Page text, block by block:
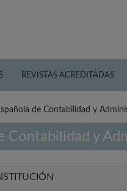
REVISTAS ACREDITADAS
de Contabilidad y
Contabilidad y